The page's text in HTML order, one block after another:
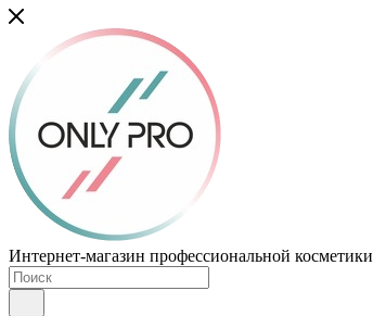
Интернет-магазин профессиональной косметики